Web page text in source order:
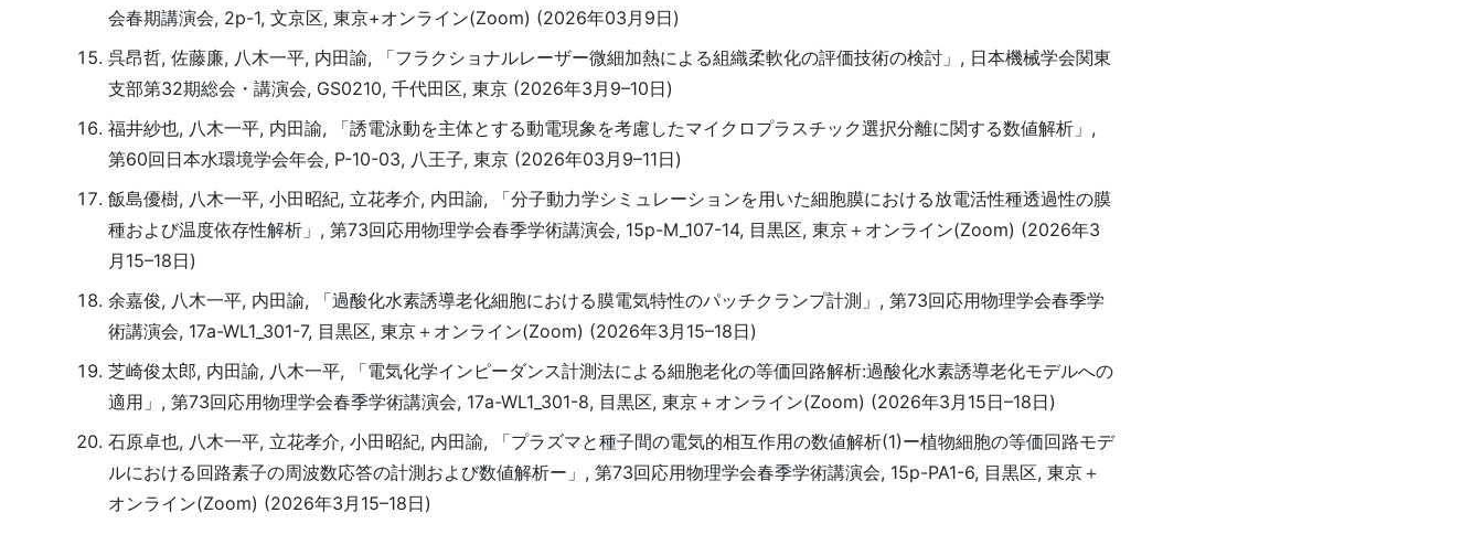
会春期講演会, 2p-1, 文京区, 東京+オンライン(Zoom) (2026年03月9日)
呉昂哲, 佐藤廉, 八木一平, 内田諭, 「フラクショナルレーザー微細加熱による組織柔軟化の評価技術の検討」, 日本機械学会関東
支部第32期総会・講演会, GS0210, 千代田区, 東京 (2026年3月9–10日)
福井紗也, 八木一平, 内田諭, 「誘電泳動を主体とする動電現象を考慮したマイクロプラスチック選択分離に関する数値解析」,
第60回日本水環境学会年会, P-10-03, 八王子, 東京 (2026年03月9–11日)
飯島優樹, 八木一平, 小田昭紀, 立花孝介, 内田諭, 「分子動力学シミュレーションを用いた細胞膜における放電活性種透過性の膜
種および温度依存性解析」, 第73回応用物理学会春季学術講演会, 15p-M_107-14, 目黒区, 東京＋オンライン(Zoom) (2026年3
月15–18日)
余嘉俊, 八木一平, 内田諭, 「過酸化水素誘導老化細胞における膜電気特性のパッチクランプ計測」, 第73回応用物理学会春季学
術講演会, 17a-WL1_301-7, 目黒区, 東京＋オンライン(Zoom) (2026年3月15–18日)
芝崎俊太郎, 内田諭, 八木一平, 「電気化学インピーダンス計測法による細胞老化の等価回路解析:過酸化水素誘導老化モデルへの
適用」, 第73回応用物理学会春季学術講演会, 17a-WL1_301-8, 目黒区, 東京＋オンライン(Zoom) (2026年3月15日–18日)
石原卓也, 八木一平, 立花孝介, 小田昭紀, 内田諭, 「プラズマと種子間の電気的相互作用の数値解析(1)ー植物細胞の等価回路モデ
ルにおける回路素子の周波数応答の計測および数値解析ー」, 第73回応用物理学会春季学術講演会, 15p-PA1-6, 目黒区, 東京＋
オンライン(Zoom) (2026年3月15–18日)